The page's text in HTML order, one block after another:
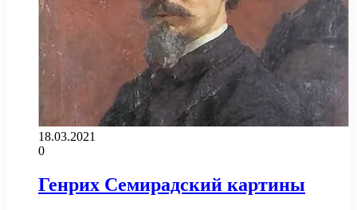
18.03.2021
0
Генрих Семирадский картины